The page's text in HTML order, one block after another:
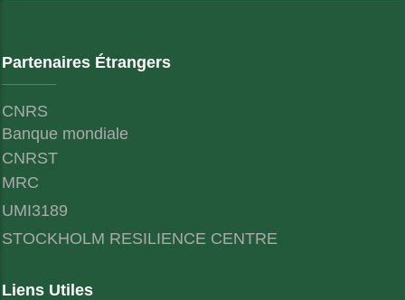
Partenaires Étrangers
CNRS
Banque mondiale
CNRST
MRC
UMI3189
STOCKHOLM RESILIENCE CENTRE
Liens Utiles